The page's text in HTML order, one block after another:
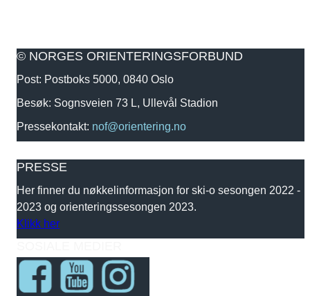
© NORGES ORIENTERINGSFORBUND
Post: Postboks 5000, 0840 Oslo
Besøk: Sognsveien 73 L, Ullevål Stadion
Pressekontakt: nof@orientering.no
PRESSE
Her finner du nøkkelinformasjon for ski-o sesongen 2022 -
2023 og orienteringssesongen 2023.
Klikk her